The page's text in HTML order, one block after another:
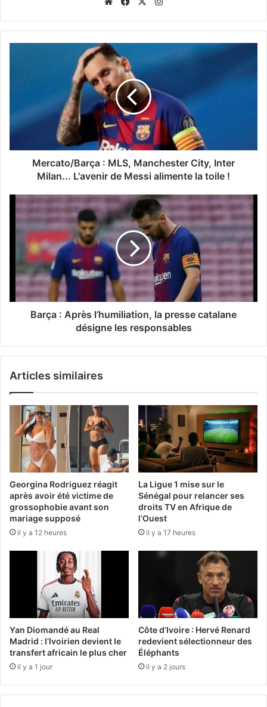
Mercato/Barça : MLS, Manchester City, Inter
Milan... L'avenir de Messi alimente la toile !
Barça : Après l’humiliation, la presse catalane
désigne les responsables
Articles similaires
Georgina Rodriguez réagit
après avoir été victime de
grossophobie avant son
mariage supposé
il y a 12 heures
La Ligue 1 mise sur le
Sénégal pour relancer ses
droits TV en Afrique de
l’Ouest
il y a 17 heures
Yan Diomandé au Real
Madrid : l’Ivoirien devient le
transfert africain le plus cher
il y a 1 jour
Côte d’Ivoire : Hervé Renard
redevient sélectionneur des
Éléphants
il y a 2 jours